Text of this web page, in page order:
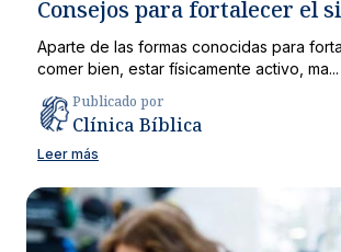
Consejos para fortalecer el
Aparte de las formas conocidas para
comer bien, estar físicamente activo, ma...
Publicado por
Clínica Bíblica
Leer más